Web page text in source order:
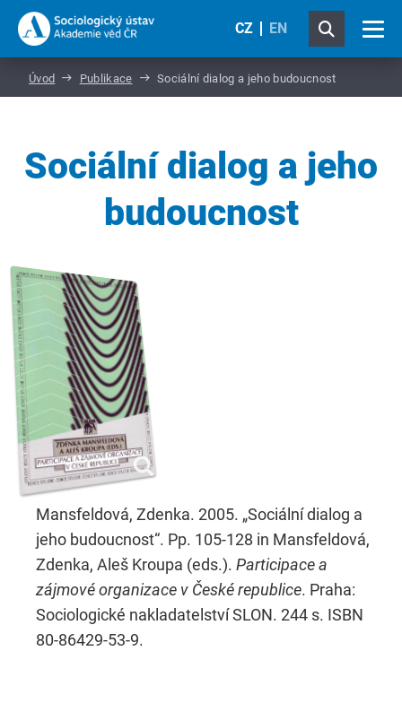
CZ EN
Úvod Publikace Sociální dialog a jeho budoucnost
Sociální dialog a jeho
budoucnost
Mansfeldová, Zdenka. 2005. „Sociální dialog a
jeho budoucnost“. Pp. 105-128 in Mansfeldová,
Zdenka, Aleš Kroupa (eds.). Participace a
zájmové organizace v České republice. Praha:
Sociologické nakladatelství SLON. 244 s. ISBN
80-86429-53-9.